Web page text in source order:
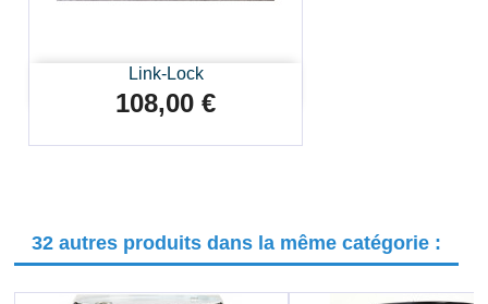
Link-Lock
Prix
108,00 €
32 autres produits dans la même catégorie :